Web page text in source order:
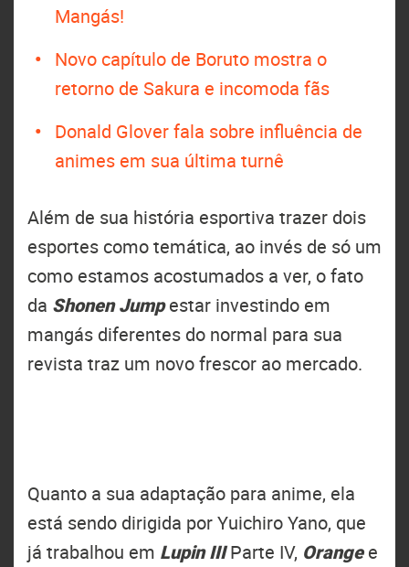
Mangás!
Novo capítulo de Boruto mostra o
retorno de Sakura e incomoda fãs
Donald Glover fala sobre influência de
animes em sua última turnê
Além de sua história esportiva trazer dois
esportes como temática, ao invés de só um
como estamos acostumados a ver, o fato
da Shonen Jumpestar investindo em
mangás diferentes do normal para sua
revista traz um novo frescor ao mercado.
Quanto a sua adaptação para anime, ela
está sendo dirigida por Yuichiro Yano, que
já trabalhou em Lupin IIIParte IV, Orangee